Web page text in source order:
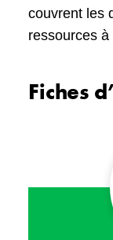
couvrent les
ressources
Fiches